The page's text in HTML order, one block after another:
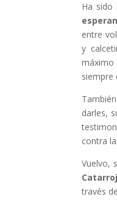
Ha sido
entre
y
máximo
siempre
darles,
contra
Vuelvo,
través